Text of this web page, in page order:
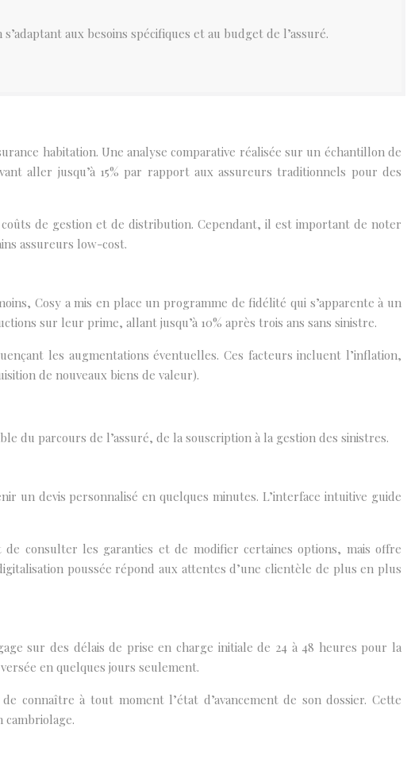
aux besoins spécifiques et au budget de l’assuré.
habitation. Une analyse comparative réalisée sur un échantillon de
aller jusqu’à 15% par rapport aux assureurs traditionnels pour des
de gestion et de distribution. Cependant, il est important de noter
assureurs low-cost.
Cosy a mis en place un programme de fidélité qui s’apparente à un
sur leur prime, allant jusqu’à 10% après trois ans sans sinistre.
les augmentations éventuelles. Ces facteurs incluent l’inflation,
de nouveaux biens de valeur).
du parcours de l’assuré, de la souscription à la gestion des sinistres.
un devis personnalisé en quelques minutes. L’interface intuitive guide
consulter les garanties et de modifier certaines options, mais offre
poussée répond aux attentes d’une clientèle de plus en plus
sur des délais de prise en charge initiale de 24 à 48 heures pour la
en quelques jours seulement.
connaître à tout moment l’état d’avancement de son dossier. Cette